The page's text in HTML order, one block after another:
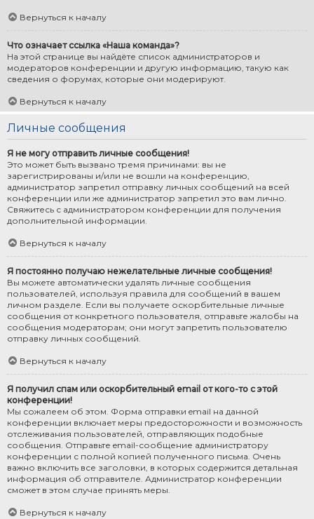
Вернуться к началу
Что означает ссылка «Наша команда»?
На этой странице вы найдёте список администраторов и
модераторов конференции и другую информацию, такую как
сведения о форумах, которые они модерируют.
Вернуться к началу
Личные сообщения
Я не могу отправить личные сообщения!
Это может быть вызвано тремя причинами: вы не
зарегистрированы и/или не вошли на конференцию,
администратор запретил отправку личных сообщений на всей
конференции или же администратор запретил это вам лично.
Свяжитесь с администратором конференции для получения
дополнительной информации.
Вернуться к началу
Я постоянно получаю нежелательные личные сообщения!
Вы можете автоматически удалять личные сообщения
пользователей, используя правила для сообщений в вашем
личном разделе. Если вы получаете оскорбительные личные
сообщения от конкретного пользователя, отправьте жалобы на
сообщения модераторам; они могут запретить пользователю
отправку личных сообщений.
Вернуться к началу
Я получил спам или оскорбительный email от кого-то с этой
конференции!
Мы сожалеем об этом. Форма отправки email на данной
конференции включает меры предосторожности и возможность
отслеживания пользователей, отправляющих подобные
сообщения. Отправьте email-сообщение администратору
конференции с полной копией полученного письма. Очень
важно включить все заголовки, в которых содержится детальная
информация об отправителе. Администратор конференции
сможет в этом случае принять меры.
Вернуться к началу